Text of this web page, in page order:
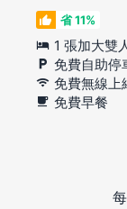
省 11%
1 張加大雙
免費自助停
免費無線上
免費早餐